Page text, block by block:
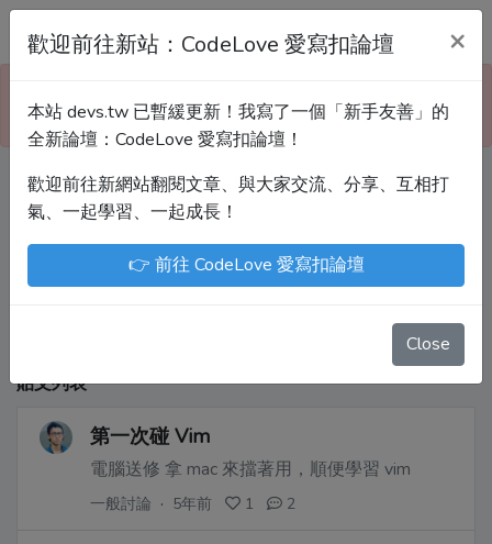
Devs.tw 寫程式討論區
請到新網站「CodeLove 愛寫扣論壇」！
Devs.tw 是讓工程師寫筆記、網誌的平台。歡迎
您隨手紀錄、寫作，方便日後搜尋！
尤川豪
Enoxs
chenjenping
貼文列表
第一次碰 Vim
電腦送修 拿 mac 來擋著用，順便學習 vim
一般討論 · 5年前 1 2
歡迎前往新站：CodeLove 愛寫扣論壇 ×
本站 devs.tw 已暫緩更新！我寫了一個「新手友善」的
全新論壇：CodeLove 愛寫扣論壇！
歡迎前往新網站翻閱文章、與大家交流、分享、互相打
氣、一起學習、一起成長！
👉 前往 CodeLove 愛寫扣論壇
Close